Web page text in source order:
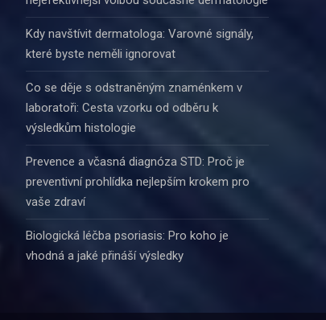
Kdy navštívit dermatologa: Varovné signály,
které byste neměli ignorovat
Co se děje s odstraněným znaménkem v
laboratoři: Cesta vzorku od odběru k
výsledkům histologie
Prevence a včasná diagnóza STD: Proč je
preventivní prohlídka nejlepším krokem pro
vaše zdraví
Biologická léčba psoriasis: Pro koho je
vhodná a jaké přináší výsledky